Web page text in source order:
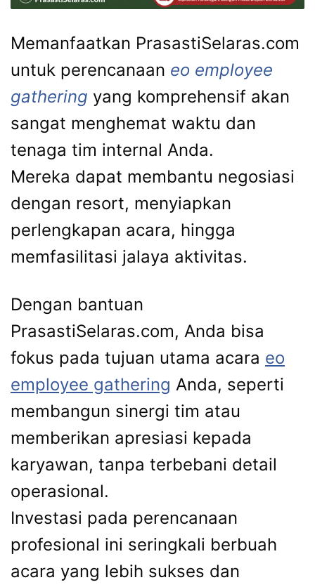
Memanfaatkan PrasastiSelaras.com
untuk perencanaan eo employee
gathering yang komprehensif akan
sangat menghemat waktu dan
tenaga tim internal Anda.
Mereka dapat membantu negosiasi
dengan resort, menyiapkan
perlengkapan acara, hingga
memfasilitasi jalaya aktivitas.
Dengan bantuan
PrasastiSelaras.com, Anda bisa
fokus pada tujuan utama acara eo
employee gathering Anda, seperti
membangun sinergi tim atau
memberikan apresiasi kepada
karyawan, tanpa terbebani detail
operasional.
Investasi pada perencanaan
profesional ini seringkali berbuah
acara yang lebih sukses dan